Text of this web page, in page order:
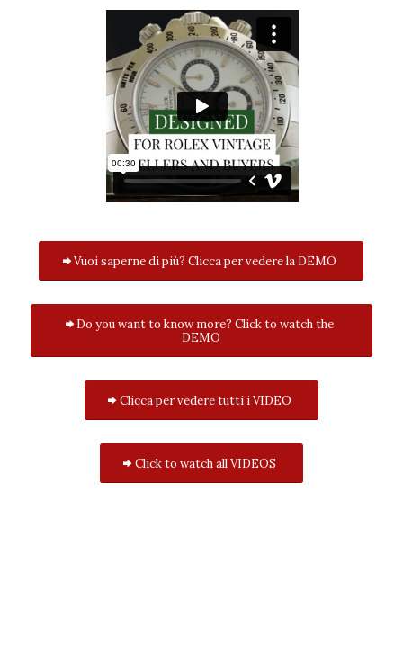
Vuoi saperne di più? Clicca per vedere la DEMO
Do you want to know more? Click to watch the
DEMO
Clicca per vedere tutti i VIDEO
Click to watch all VIDEOS